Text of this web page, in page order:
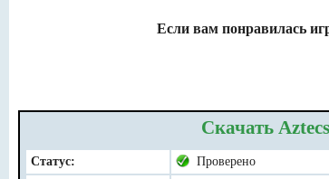
Если вам понравилась
Скачать
Статус: Проверено